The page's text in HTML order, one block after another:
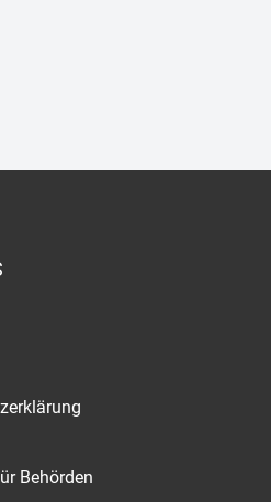
Behörden